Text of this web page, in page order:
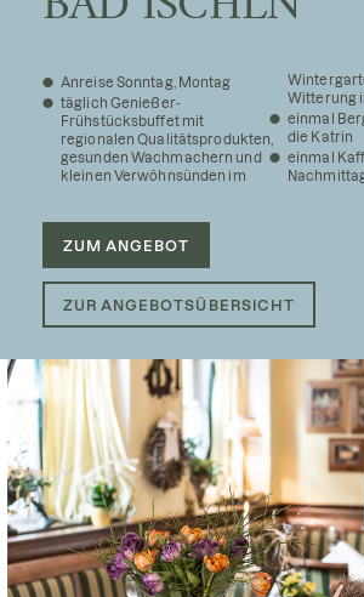
Anreise Sonntag, Montag
täglich Genießer-
Frühstücksbuffet mit
regionalen Qualitätsprodukten,
gesunden Wachmachern und
kleinen Verwöhnsünden im
Witterung
einmal
die Katrin
einmal
ZUM ANGEBOT
ZUR ANGEBOTSÜBERSICHT